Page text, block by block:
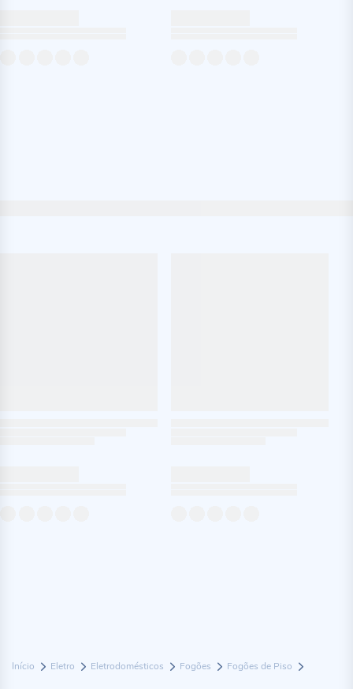
Início Eletro Eletrodomésticos Fogões Fogões de Piso